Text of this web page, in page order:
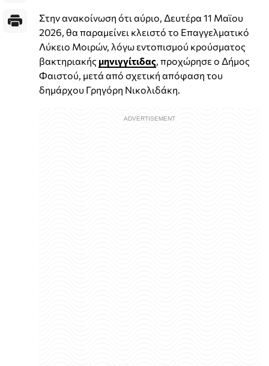
Στην ανακοίνωση ότι αύριο, Δευτέρα 11 Μαϊου
2026, θα παραμείνει κλειστό το Επαγγελματικό
Λύκειο Μοιρών, λόγω εντοπισμού κρούσματος
βακτηριακής μηνιγγίτιδας , προχώρησε ο Δήμος
Φαιστού, μετά από σχετική απόφαση του
δημάρχου Γρηγόρη Νικολιδάκη.